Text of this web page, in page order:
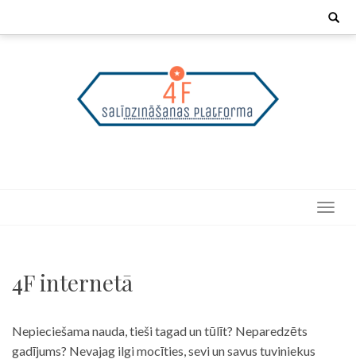
Search
4F internetā
Nepieciešama nauda, tieši tagad un tūlīt? Neparedzēts
gadījums? Nevajag ilgi mocīties, sevi un savus tuviniekus